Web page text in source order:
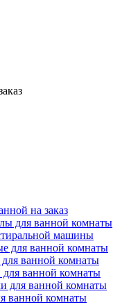
на заказ
для ванной комнаты
машины
для ванной комнаты
ванной комнаты
для ванной комнаты
для ванной комнаты
ванной комнаты